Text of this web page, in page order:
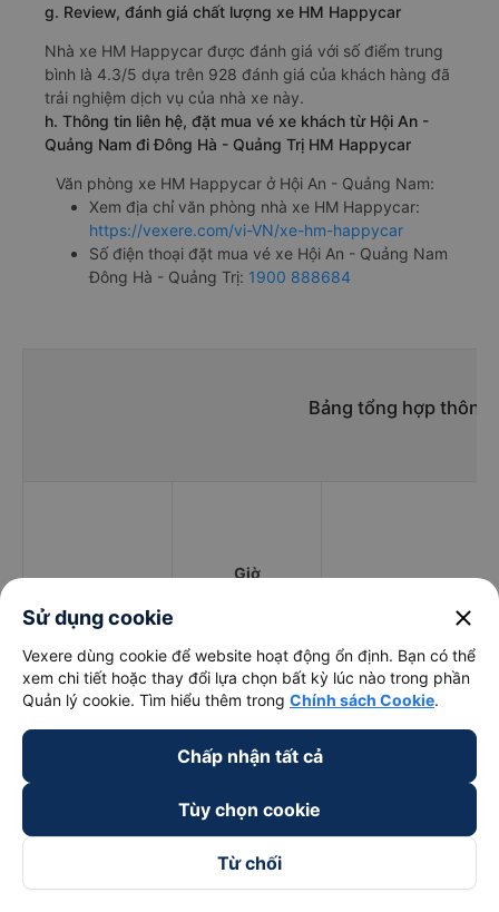
g. Review, đánh giá chất lượng xe HM Happycar
Nhà xe HM Happycar được đánh giá với số điểm trung
bình là 4.3/5 dựa trên 928 đánh giá của khách hàng đã
trải nghiệm dịch vụ của nhà xe này.
h. Thông tin liên hệ, đặt mua vé xe khách từ Hội An -
Quảng Nam đi Đông Hà - Quảng Trị HM Happycar
Văn phòng xe HM Happycar ở Hội An - Quảng Nam:
Xem địa chỉ văn phòng nhà xe HM Happycar:
https://vexere.com/vi-VN/xe-hm-happycar
Số điện thoại đặt mua vé xe Hội An - Quảng Nam
Đông Hà - Quảng Trị: 1900 888684
Bảng tổng hợp thông
Giờ
44 Đường Cao
Hồng Lãnh
06:00 - 21:00
Sử dụng cookie close
Vexere dùng cookie để website hoạt động ổn định. Bạn có thể
xem chi tiết hoặc thay đổi lựa chọn bất kỳ lúc nào trong phần
Quản lý cookie. Tìm hiểu thêm trong Chính sách Cookie.
Chấp nhận tất cả
Tùy chọn cookie
Từ chối